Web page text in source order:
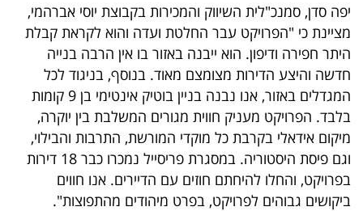
יפה סדן, סמנכ"לית השיווק והמכירות בקבוצת יוסי אברהמי,
מציינת כי "הפרויקט עבר החלטת ועדה והוא לקראת קבלת
היתר חפירה ודיפון. הוא ייבנה באזור בו אין הרבה בנייה
חדשה והיצע הדירות מצומצם מאוד. בנוסף, בניגוד לכל
המגדלים באזור, אנו נבנה בניין בוטיק אינטימי בן 9 קומות
בלבד. הפרויקט מעניק חווית מגורים המשלבת בין יוקרה,
מיקום אידאלי בקרבת כל מוקדי המורשת, התרבות והבילוי,
וגם פיסת היסטוריה. במסגרת פריסייל נמכרו כבר 18 דירות
בפרויקט, והחלו להיחתם חוזים עם הדיירים. אנו חווים
ביקושים גבוהים לפרויקט, בפרט מיהודים מהתפוצות".